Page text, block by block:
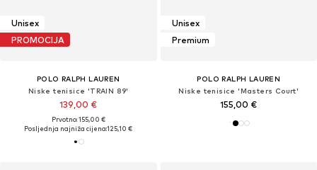
Unisex
PROMOCIJA
POLO RALPH LAUREN
Niske tenisice 'TRAIN 89'
139,00 €
Prvotno: 155,00 €
Posljednja najniža cijena:125,10 €
Unisex
Premium
POLO RALPH LAUREN
Niske tenisice 'Masters Court'
155,00 €